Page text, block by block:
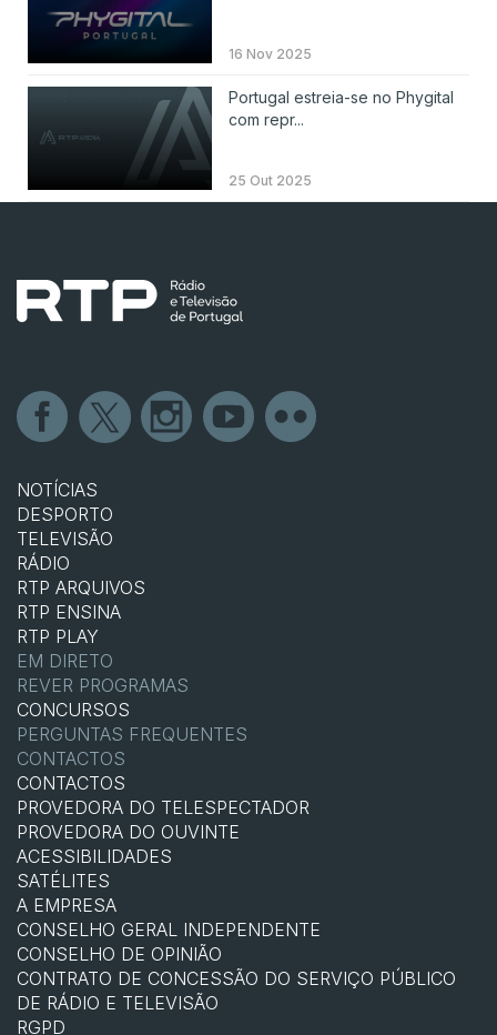
16 Nov 2025
Portugal estreia-se no Phygital
com repr...
25 Out 2025
NOTÍCIAS
DESPORTO
TELEVISÃO
RÁDIO
RTP ARQUIVOS
RTP ENSINA
RTP PLAY
EM DIRETO
REVER PROGRAMAS
CONCURSOS
PERGUNTAS FREQUENTES
CONTACTOS
CONTACTOS
PROVEDORA DO TELESPECTADOR
PROVEDORA DO OUVINTE
ACESSIBILIDADES
SATÉLITES
A EMPRESA
CONSELHO GERAL INDEPENDENTE
CONSELHO DE OPINIÃO
CONTRATO DE CONCESSÃO DO SERVIÇO PÚBLICO
DE RÁDIO E TELEVISÃO
RGPD